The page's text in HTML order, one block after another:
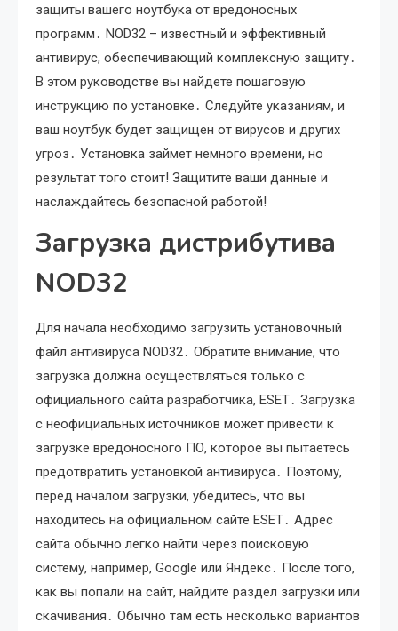
защиты вашего ноутбука от вредоносных
программ․ NOD32 – известный и эффективный
антивирус, обеспечивающий комплексную защиту․
В этом руководстве вы найдете пошаговую
инструкцию по установке․ Следуйте указаниям, и
ваш ноутбук будет защищен от вирусов и других
угроз․ Установка займет немного времени, но
результат того стоит! Защитите ваши данные и
наслаждайтесь безопасной работой!
Загрузка дистрибутива
NOD32
Для начала необходимо загрузить установочный
файл антивируса NOD32․ Обратите внимание, что
загрузка должна осуществляться только с
официального сайта разработчика, ESET․ Загрузка
с неофициальных источников может привести к
загрузке вредоносного ПО, которое вы пытаетесь
предотвратить установкой антивируса․ Поэтому,
перед началом загрузки, убедитесь, что вы
находитесь на официальном сайте ESET․ Адрес
сайта обычно легко найти через поисковую
систему, например, Google или Яндекс․ После того,
как вы попали на сайт, найдите раздел загрузки или
скачивания․ Обычно там есть несколько вариантов